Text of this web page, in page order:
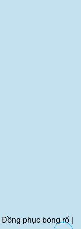
Đồng phục bóng rổ|